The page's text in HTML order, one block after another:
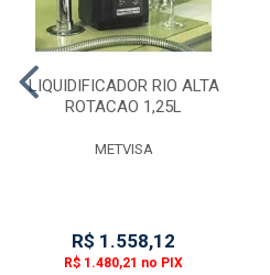
LIQUIDIFICADOR RIO ALTA
ROTACAO 1,25L
METVISA
R$ 1.558,12
R$ 1.480,21 no PIX